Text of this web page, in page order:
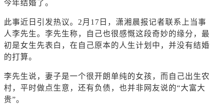
今年结婚了。
此事近日引发热议。2月17日，潇湘晨报记者联系上当事
人李先生。李先生称，自己也很感慨这段奇妙的缘分，最
初是女生先表白，在自己原本的人生计划中，并没有结婚
的打算。
李先生说，妻子是一个很开朗单纯的女孩，而自己出生农
村，平时做点生意，还有负债，也并非网友说的“大富大
贵”。